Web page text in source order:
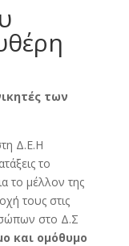
των
Δ.Ε.Η
το
το μέλλον της
τους στις
στο Δ.Σ
και ομόθυμο